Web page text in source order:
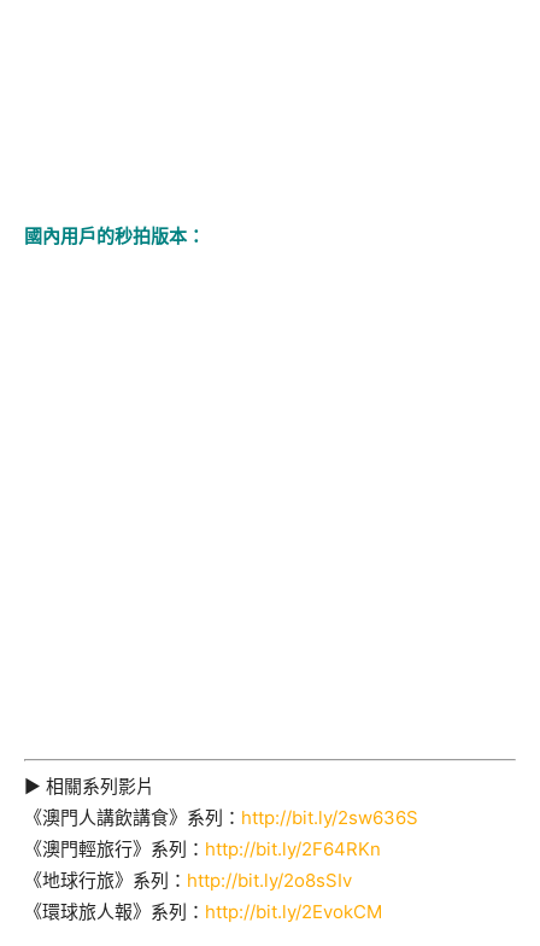
國內用戶的秒拍版本：
► 相關系列影片
《澳門人講飲講食》系列： http://bit.ly/2sw636S
《澳門輕旅行》系列： http://bit.ly/2F64RKn
《地球行旅》系列： http://bit.ly/2o8sSIv
《環球旅人報》系列： http://bit.ly/2EvokCM